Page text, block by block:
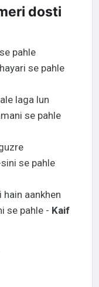
dosti
pahle
se pahle
laga lun
se pahle
se pahle
aankhen
se pahle - Kaif